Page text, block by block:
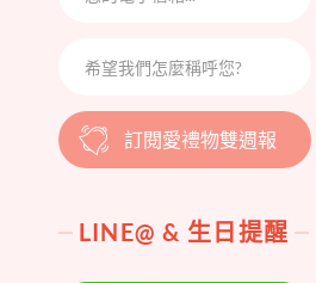
訂閱愛禮物雙週報
LINE@ & 生日提醒